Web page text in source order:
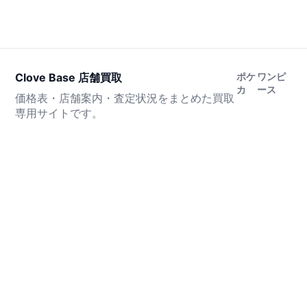
Clove Base 店舗買取
価格表・店舗案内・査定状況をまとめた買取
専用サイトです。
ポケ
カ
ワンピ
ース